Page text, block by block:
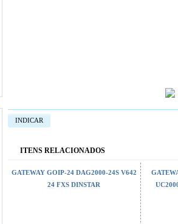
INDICAR
ITENS RELACIONADOS
GATEWAY GOIP-24 DAG2000-24S V642
24 FXS DINSTAR